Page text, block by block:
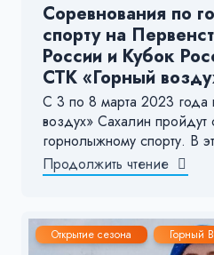
Соревнования по
спорту на
России и Кубок
СТК «Горный
С 3 по 8 марта 2023 года
воздух» Сахалин пройдут
горнолыжному спорту. В
Продолжить чтение
Открытие сезона Горный